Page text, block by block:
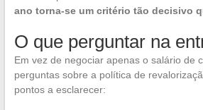
ano torna-se um critério tão decisivo
O que perguntar na
Em vez de negociar apenas o salário de
perguntas sobre a política de
pontos a esclarecer: